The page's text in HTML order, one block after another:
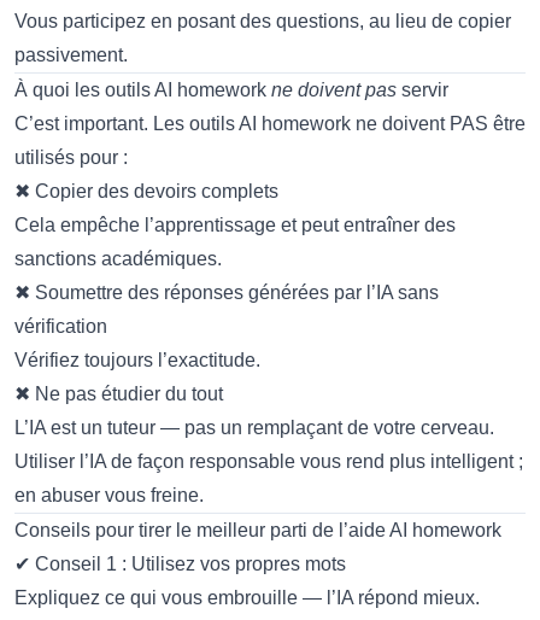
Vous participez en posant des questions, au lieu de copier
passivement.
À quoi les outils AI homework ne doivent pas servir
C’est important. Les outils AI homework ne doivent PAS être
utilisés pour :
✖ Copier des devoirs complets
Cela empêche l’apprentissage et peut entraîner des
sanctions académiques.
✖ Soumettre des réponses générées par l’IA sans
vérification
Vérifiez toujours l’exactitude.
✖ Ne pas étudier du tout
L’IA est un tuteur — pas un remplaçant de votre cerveau.
Utiliser l’IA de façon responsable vous rend plus intelligent ;
en abuser vous freine.
Conseils pour tirer le meilleur parti de l’aide AI homework
✔ Conseil 1 : Utilisez vos propres mots
Expliquez ce qui vous embrouille — l’IA répond mieux.